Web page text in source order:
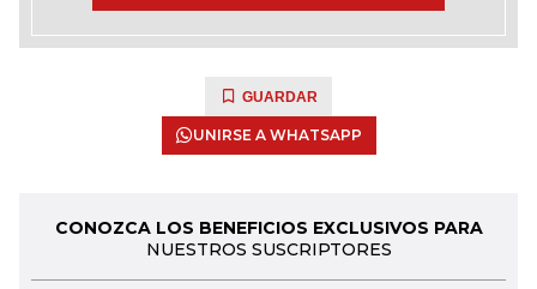
GUARDAR
UNIRSE A WHATSAPP
CONOZCA LOS BENEFICIOS EXCLUSIVOS PARA
NUESTROS SUSCRIPTORES